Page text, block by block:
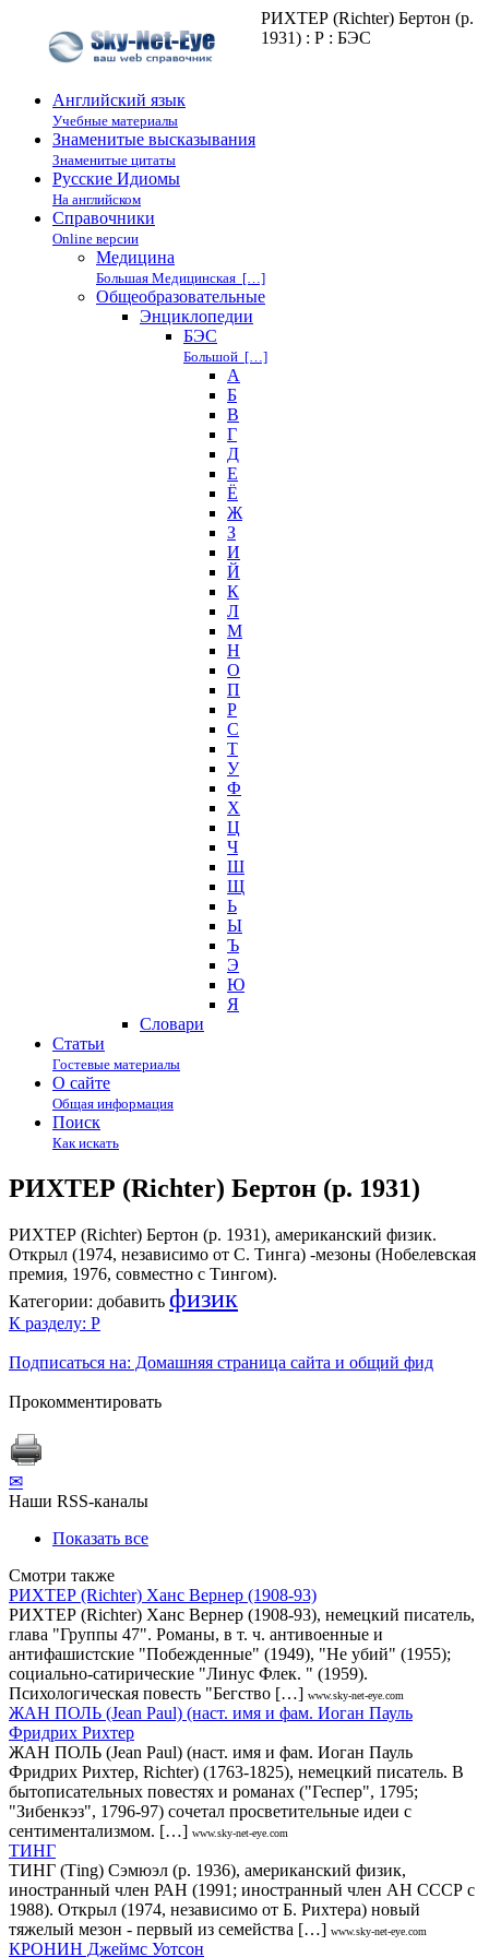
РИХТЕР (Richter) Бертон (р.
1931) : Р : БЭС
Английский язык
Учебные материалы
Знаменитые высказывания
Знаменитые цитаты
Русские Идиомы
На английском
Справочники
Online версии
Медицина
Большая Медицинская […]
Общеобразовательные
Энциклопедии
БЭС
Большой […]
А
Б
В
Г
Д
Е
Ё
Ж
З
И
Й
К
Л
М
Н
О
П
Р
С
Т
У
Ф
Х
Ц
Ч
Ш
Щ
Ь
Ы
Ъ
Э
Ю
Я
Cловари
Статьи
Гостевые материалы
О сайте
Общая информация
Поиск
Как искать
РИХТЕР (Richter) Бертон (р. 1931)
РИХТЕР (Richter) Бертон (р. 1931), американский физик.
Открыл (1974, независимо от С. Тинга) -мезоны (Нобелевская
премия, 1976, совместно с Тингом).
Категории: добавить физик
К разделу: Р
Подписаться на: Домашняя страница сайта и общий фид
Прокомментировать
✉
Наши RSS-каналы
Показать все
Смотри также
РИХТЕР (Richter) Ханс Вернер (1908-93)
РИХТЕР (Richter) Ханс Вернер (1908-93), немецкий писатель,
глава "Группы 47". Романы, в т. ч. антивоенные и
антифашистские "Побежденные" (1949), "Не убий" (1955);
социально-сатирические "Линус Флек. " (1959).
Психологическая повесть "Бегство […] www.sky-net-eye.com
ЖАН ПОЛЬ (Jean Paul) (наст. имя и фам. Иоган Пауль
Фридрих Рихтер
ЖАН ПОЛЬ (Jean Paul) (наст. имя и фам. Иоган Пауль
Фридрих Рихтер, Richter) (1763-1825), немецкий писатель. В
бытописательных повестях и романах ("Геспер", 1795;
"Зибенкэз", 1796-97) сочетал просветительные идеи с
сентиментализмом. […] www.sky-net-eye.com
ТИНГ
ТИНГ (Тing) Сэмюэл (р. 1936), американский физик,
иностранный член РАН (1991; иностранный член АН СССР с
1988). Открыл (1974, независимо от Б. Рихтера) новый
тяжелый мезон - первый из семейства […] www.sky-net-eye.com
КРОНИН Джеймс Уотсон